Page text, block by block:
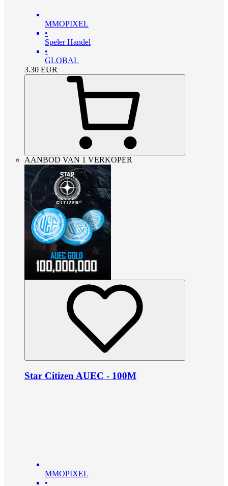
MMOPIXEL
•
Speler Handel
•
GLOBAL
3.30 EUR
AANBOD VAN 1 VERKOPER
Star Citizen AUEC - 100M
MMOPIXEL
•